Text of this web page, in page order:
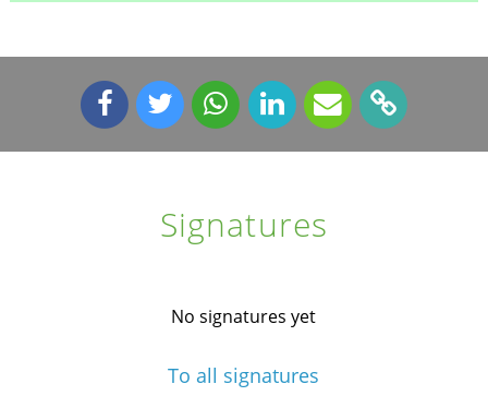
Signatures
No signatures yet
To all signatures